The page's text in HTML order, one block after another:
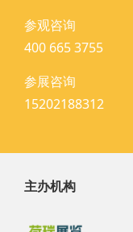
参观咨询
400 665 3755
参展咨询
15202188312
主办机构